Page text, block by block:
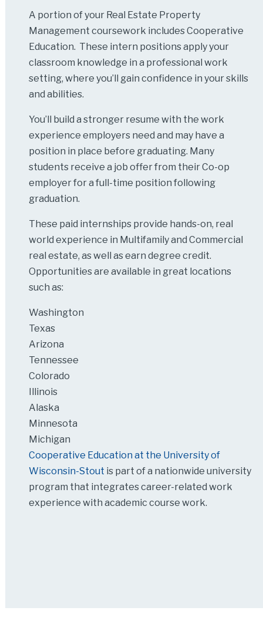
A portion of your Real Estate Property
Management coursework includes Cooperative
Education. These intern positions apply your
classroom knowledge in a professional work
setting, where you’ll gain confidence in your skills
and abilities.
You’ll build a stronger resume with the work
experience employers need and may have a
position in place before graduating. Many
students receive a job offer from their Co-op
employer for a full-time position following
graduation.
These paid internships provide hands-on, real
world experience in Multifamily and Commercial
real estate, as well as earn degree credit.
Opportunities are available in great locations
such as:
Washington
Texas
Arizona
Tennessee
Colorado
Illinois
Alaska
Minnesota
Michigan
Cooperative Education at the University of
Wisconsin-Stout is part of a nationwide university
program that integrates career-related work
experience with academic course work.